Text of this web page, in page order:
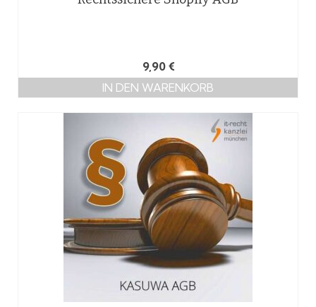
9,90 €
IN DEN WARENKORB